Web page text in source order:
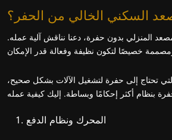
السكني الخالي من الحفر؟
المنزلي بدون حفرة، دعنا نناقش آلية عمله.
تحتاج إلى حفرة لتشغيل الآلات بشكل صحيح،
المحرك ونظام الدفع